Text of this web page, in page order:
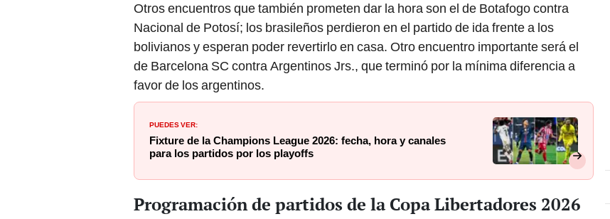
Otros encuentros que también prometen dar la hora son el de Botafogo contra
Nacional de Potosí; los brasileños perdieron en el partido de ida frente a los
bolivianos y esperan poder revertirlo en casa. Otro encuentro importante será el
de Barcelona SC contra Argentinos Jrs., que terminó por la mínima diferencia a
favor de los argentinos.
PUEDES VER:
Fixture de la Champions League 2026: fecha, hora y canales
para los partidos por los playoffs
Programación de partidos de la Copa Libertadores 2026